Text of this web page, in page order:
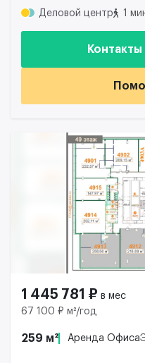
Деловой центр 1
1 445 781 ₽ в мес
67 100 ₽ м²/год
259 м² Аренда Офиса